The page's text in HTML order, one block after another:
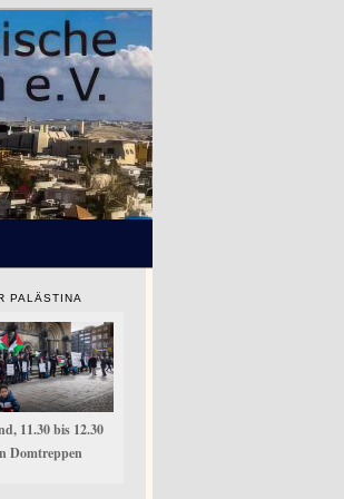
PALÄSTINA
11.30 bis 12.30
Domtreppen